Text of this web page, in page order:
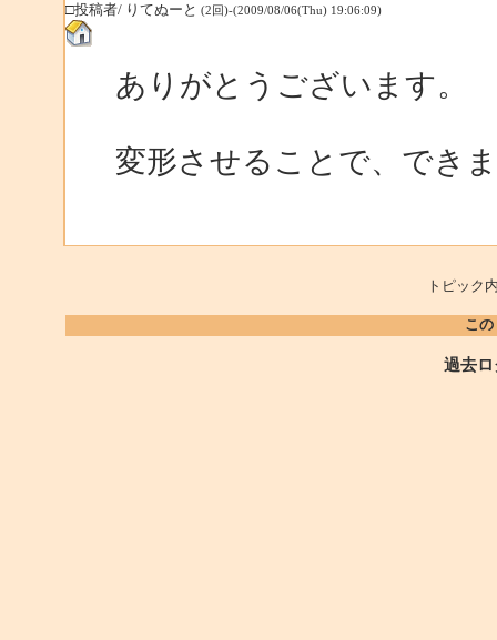
□投稿者/ りてぬーと (2回)-(2009/08/06(Thu) 19:06:09)
ありがとうございます。
変形させることで、でき
トピッ
こ
過去